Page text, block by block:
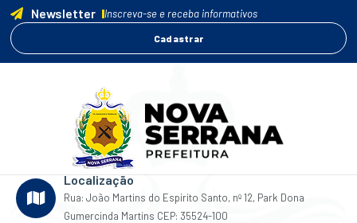
Newsletter Inscreva-se e receba informativos
Cadastrar
Localização
Rua: João Martins do Espirito Santo, nº 12, Park Dona
Gumercinda Martins CEP: 35524-100